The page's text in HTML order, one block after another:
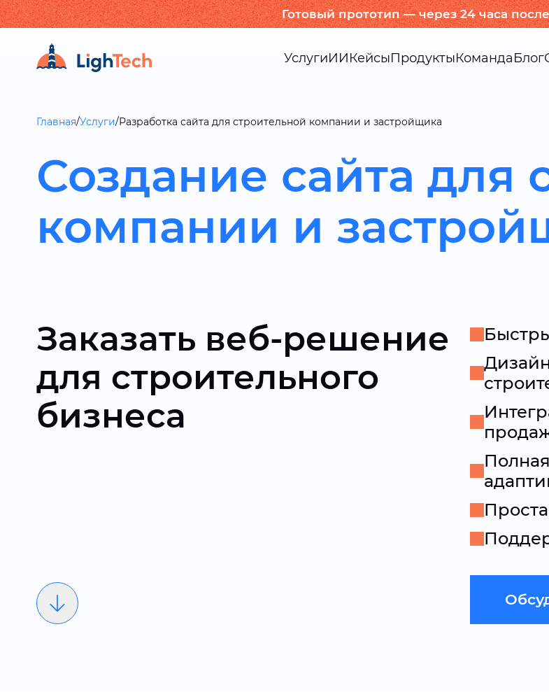
Готовый прототип — через 24 часа
УслугиИИКейсыПродуктыКомандаБлог
Главная/Услуги/Разработка сайта для строительной компании и застройщика
Создание сайта для
компании и
Заказать веб-решение
для строительного
бизнеса